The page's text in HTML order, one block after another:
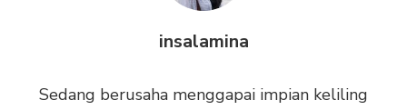
insalamina
Sedang berusaha menggapai impian keliling